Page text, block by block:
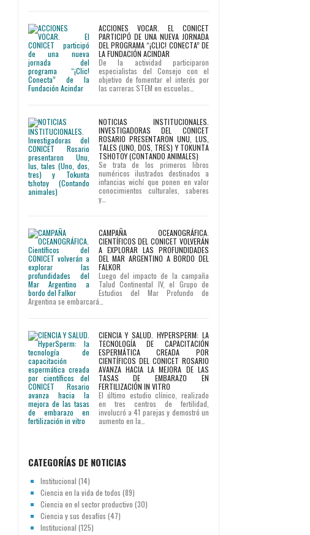
ACCIONES VOCAR. EL CONICET
PARTICIPÓ DE UNA NUEVA JORNADA
DEL PROGRAMA “¡CLIC! CONECTA” DE
LA FUNDACIÓN ACINDAR
De la actividad participaron
especialistas del Consejo con el
objetivo de fomentar el interés por
las carreras STEM en escuelas…
NOTICIAS INSTITUCIONALES.
INVESTIGADORAS DEL CONICET
ROSARIO PRESENTARON UNU, LUS,
TALES (UNO, DOS, TRES) Y TOKUNTA
TSHOTOY (CONTANDO ANIMALES)
Se trata de los primeros libros
numéricos ilustrados destinados a
infancias wichí que ponen en valor
conocimientos culturales, saberes
y…
CAMPAÑA OCEANOGRÁFICA.
CIENTÍFICOS DEL CONICET VOLVERÁN
A EXPLORAR LAS PROFUNDIDADES
DEL MAR ARGENTINO A BORDO DEL
FALKOR
Luego del impacto de la campaña
Talud Continental IV, el Grupo de
Estudios del Mar Profundo de
Argentina se embarcará…
CIENCIA Y SALUD. HYPERSPERM: LA
TECNOLOGÍA DE CAPACITACIÓN
ESPERMÁTICA CREADA POR
CIENTÍFICOS DEL CONICET ROSARIO
AVANZA HACIA LA MEJORA DE LAS
TASAS DE EMBARAZO EN
FERTILIZACIÓN IN VITRO
El último estudio clínico, realizado
en tres centros de fertilidad,
involucró a 41 parejas y demostró un
aumento en la…
CATEGORÍAS DE NOTICIAS
Institucional (14)
Ciencia en la vida de todos (89)
Ciencia en el sector productivo (30)
Ciencia y sus desafíos (47)
Institucional (125)